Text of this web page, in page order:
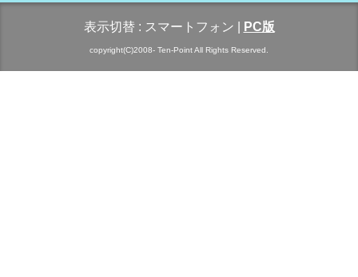
表示切替 : スマートフォン PC版
copyright(C)2008- Ten-Point All Rights Reserved.